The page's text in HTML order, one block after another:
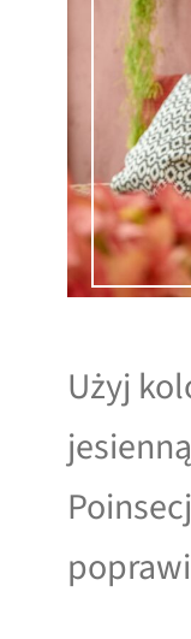
Użyj